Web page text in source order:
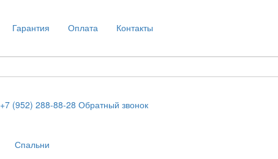
Гарантия Оплата Контакты
+7 (952) 288-88-28 Обратный звонок
Спальни